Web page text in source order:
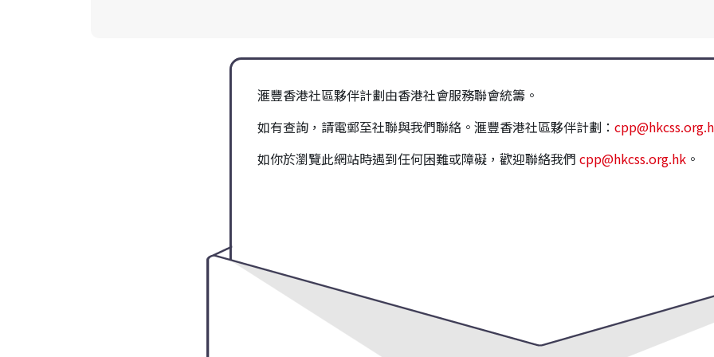
滙豐香港社區夥伴計劃由香港社會服務聯會統籌。
如有查詢，請電郵至社聯與我們聯絡。滙豐香港社區夥伴計劃：
如你於瀏覽此網站時遇到任何困難或障礙，歡迎聯絡我們 cpp@hkcss.org.hk。